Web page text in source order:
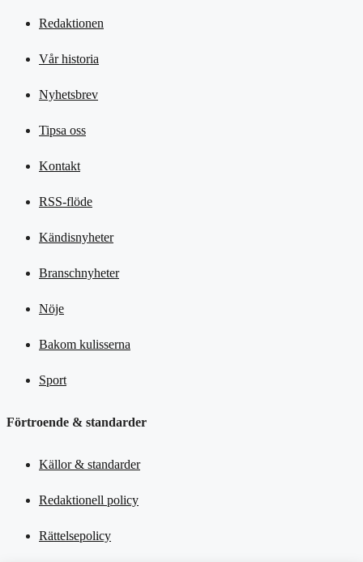
Redaktionen
Vår historia
Nyhetsbrev
Tipsa oss
Kontakt
RSS-flöde
Kändisnyheter
Branschnyheter
Nöje
Bakom kulisserna
Sport
Förtroende & standarder
Källor & standarder
Redaktionell policy
Rättelsepolicy